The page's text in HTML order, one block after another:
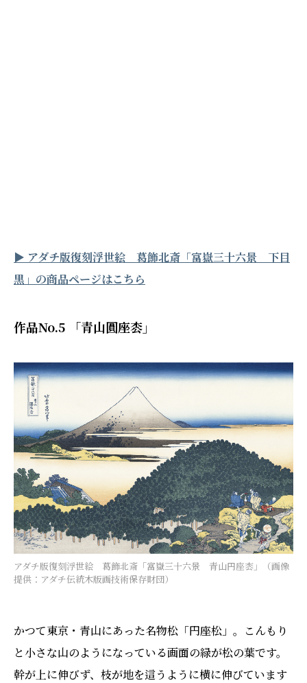
▶︎ アダチ版復刻浮世絵 葛飾北斎「富嶽三十六景 下目
黒」の商品ページはこちら
作品No.5 「青山圓座枩」
アダチ版復刻浮世絵 葛飾北斎「富嶽三十六景 青山円座枩」（画像
提供：アダチ伝統木版画技術保存財団）
かつて東京・青山にあった名物松「円座松」。こんもり
と小さな山のようになっている画面の緑が松の葉です。
幹が上に伸びず、枝が地を這うように横に伸びています